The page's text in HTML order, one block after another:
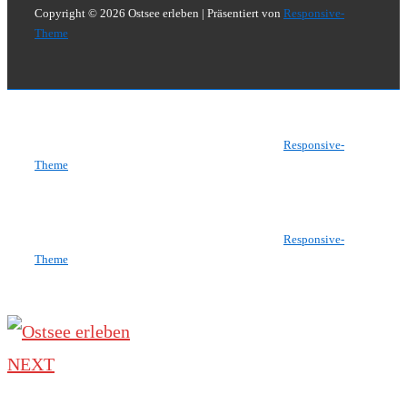
Copyright © 2026 Ostsee erleben | Präsentiert von Responsive-
Theme
Responsive-
Theme
Responsive-
Theme
NEXT